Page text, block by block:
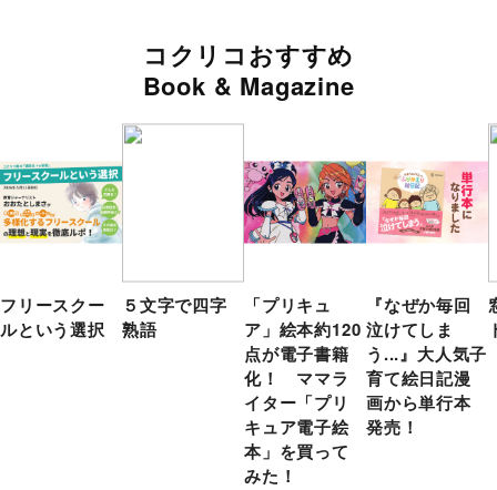
コクリコおすすめ
Book & Magazine
フリースクー
ルという選択
５文字で四字
熟語
「プリキュ
ア」絵本約120
点が電子書籍
化！ ママラ
イター「プリ
キュア電子絵
本」を買って
みた！
『なぜか毎回
泣けてしま
う...』大人気子
育て絵日記漫
画から単行本
発売！